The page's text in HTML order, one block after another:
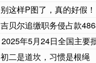
这样P图了，真的好假！
贝尔追缴职务侵占款4868万
年5月24日全国主要批发
二是道坎，习惯是根绳